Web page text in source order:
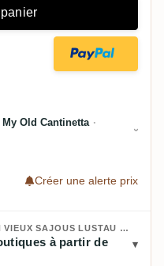
My Old Cantinetta ·
Créer une alerte prix
ACHETER VELIER CHELO CLAIRIN VIEUX SAJOUS LUSTAU OLOROSO CASK 2017 :
à partir de